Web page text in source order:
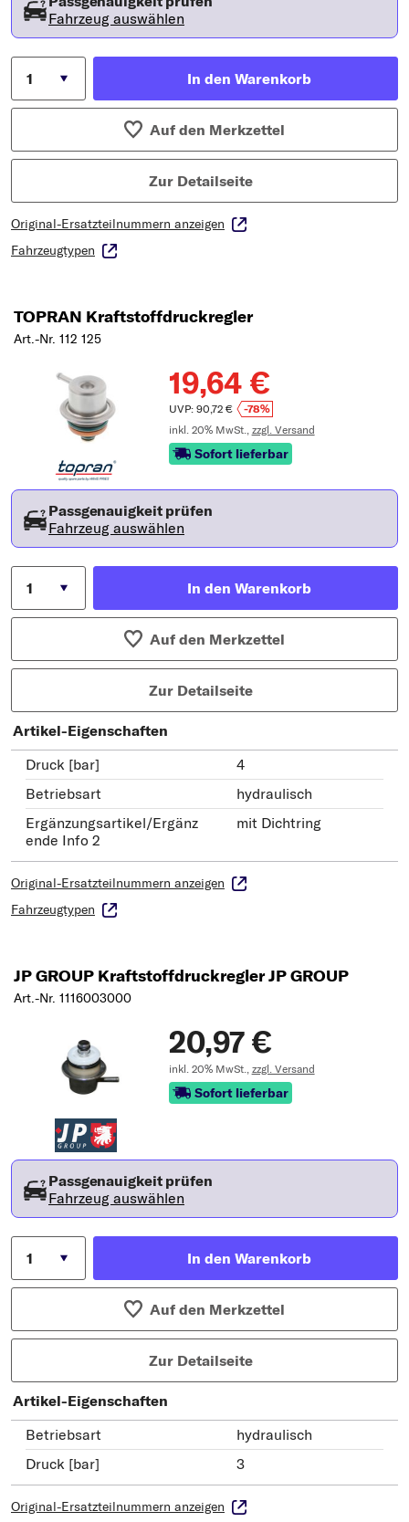
Fahrzeug auswählen
In den Warenkorb
Auf den Merkzettel
Zur Detailseite
Original-Ersatzteilnummern anzeigen
Fahrzeugtypen
TOPRAN Kraftstoffdruckregler
Art.-Nr. 112 125
19,64 €
UVP: 90,72 €
-78%
inkl. 20% MwSt., zzgl. Versand
Sofort lieferbar
Passgenauigkeit prüfen
Fahrzeug auswählen
In den Warenkorb
Auf den Merkzettel
Zur Detailseite
Artikel-Eigenschaften
Druck [bar]
4
Betriebsart
hydraulisch
Ergänzungsartikel/Ergänz
ende Info 2
mit Dichtring
Original-Ersatzteilnummern anzeigen
Fahrzeugtypen
JP GROUP Kraftstoffdruckregler JP GROUP
Art.-Nr. 1116003000
20,97 €
inkl. 20% MwSt., zzgl. Versand
Sofort lieferbar
Passgenauigkeit prüfen
Fahrzeug auswählen
In den Warenkorb
Auf den Merkzettel
Zur Detailseite
Artikel-Eigenschaften
Betriebsart
hydraulisch
Druck [bar]
3
Original-Ersatzteilnummern anzeigen